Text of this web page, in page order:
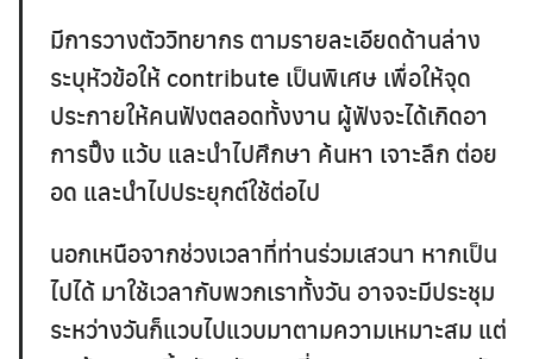
มีการวางตัววิทยากร ตามรายละเอียดด้านล่าง
ระบุหัวข้อให้ contribute เป็นพิเศษ เพื่อให้จุด
ประกายให้คนฟังตลอดทั้งงาน ผู้ฟังจะได้เกิดอา
การปิ๊ง แว้บ และนำไปศึกษา ค้นหา เจาะลึก ต่อย
อด และนำไปประยุกต์ใช้ต่อไป
นอกเหนือจากช่วงเวลาที่ท่านร่วมเสวนา หากเป็น
ไปได้ มาใช้เวลากับพวกเราทั้งวัน อาจจะมีประชุม
ระหว่างวันก็แวบไปแวบมาตามความเหมาะสม แต่